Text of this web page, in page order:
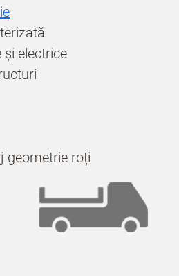
electrice
geometrie roți